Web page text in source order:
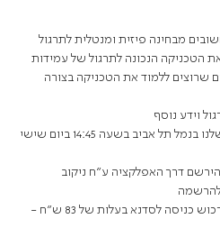
מבחינה פיזית ומנטלית לתרגול
הטכניקה הנכונה לתרגול של עמידות
שרוצים ללמוד את הטכניקה בצורה
וידע נוסף
דרך האפלקציה ע"ח ניקוב
להרשמה
כניסה לסדנא בעלות של 83 ש"ח -